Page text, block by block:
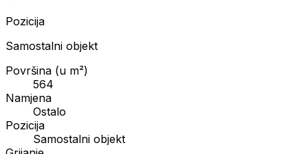
Pozicija
Samostalni objekt
Površina (u m²)
564
Namjena
Ostalo
Pozicija
Samostalni objekt